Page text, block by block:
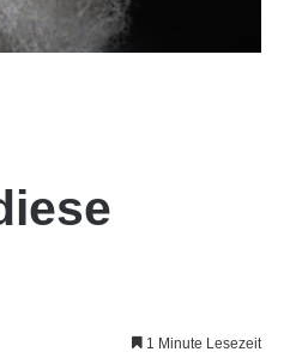
1 Minute Lesezeit